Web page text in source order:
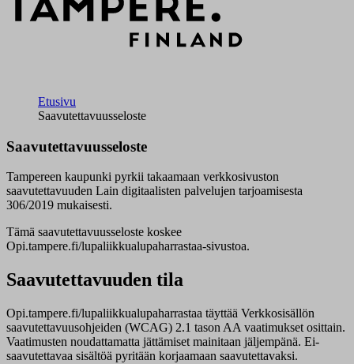
Etusivu
Saavutettavuusseloste
Saavutettavuusseloste
Tampereen kaupunki pyrkii takaamaan verkkosivuston
saavutettavuuden Lain digitaalisten palvelujen tarjoamisesta
306/2019 mukaisesti.
Tämä saavutettavuusseloste koskee
Opi.tampere.fi/lupaliikkualupaharrastaa-sivustoa.
Saavutettavuuden tila
Opi.tampere.fi/lupaliikkualupaharrastaa täyttää Verkkosisällön
saavutettavuusohjeiden (WCAG) 2.1 tason AA vaatimukset osittain.
Vaatimusten noudattamatta jättämiset mainitaan jäljempänä. Ei-
saavutettavaa sisältöä pyritään korjaamaan saavutettavaksi.